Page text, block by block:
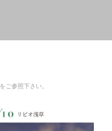
ご参照下さい。